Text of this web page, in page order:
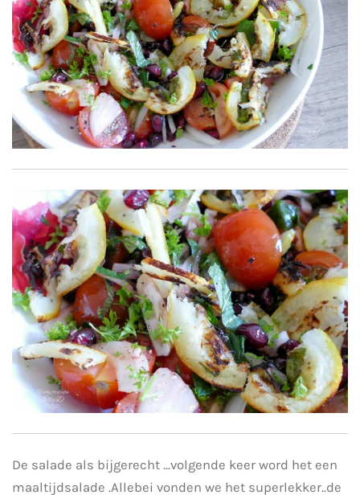
De salade als bijgerecht ...volgende keer word het een
maaltijdsalade .Allebei vonden we het superlekker..de